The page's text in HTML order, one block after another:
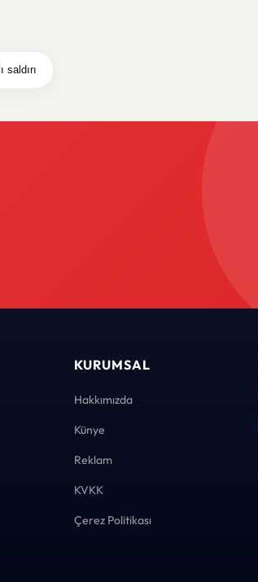
saldırı
KURUMSAL
Hakkımızda
Künye
Reklam
KVKK
Çerez Politikası